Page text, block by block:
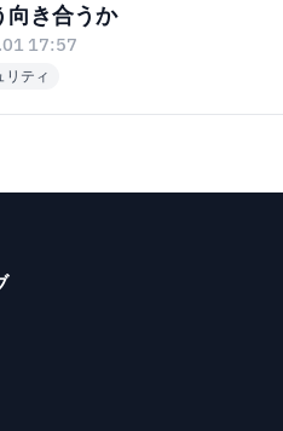
向き合うか
17:57
リティ